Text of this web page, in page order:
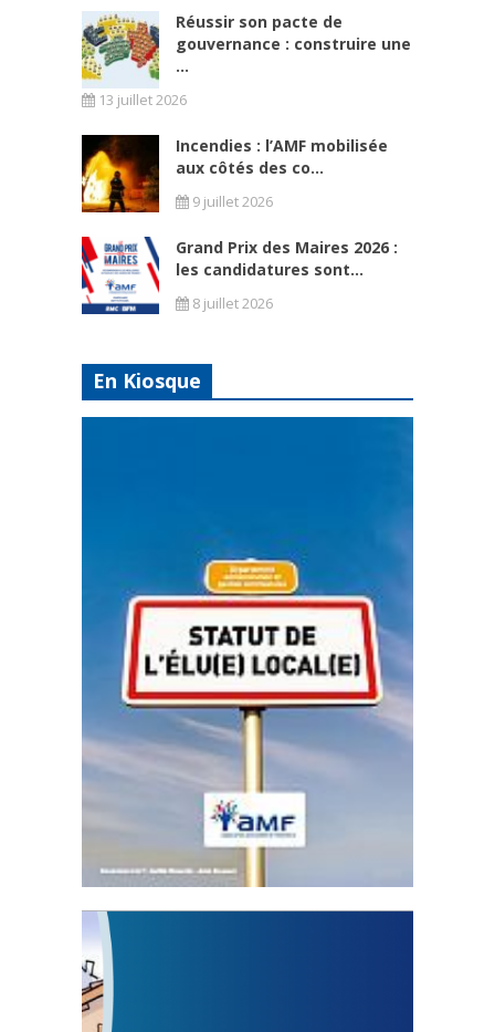
Réussir son pacte de
gouvernance : construire une
...
13 juillet 2026
Incendies : l’AMF mobilisée
aux côtés des co...
9 juillet 2026
Grand Prix des Maires 2026 :
les candidatures sont...
8 juillet 2026
En Kiosque
Statut de l’élu local
3 avril 2024
Mise à jour avril 2024
FEUILLETER